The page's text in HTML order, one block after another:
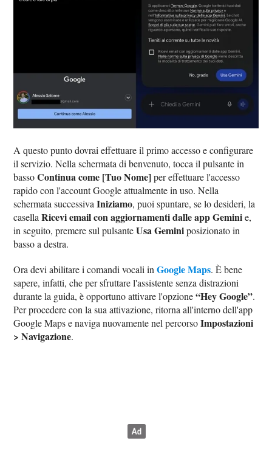
A questo punto dovrai effettuare il primo accesso e configurare
il servizio. Nella schermata di benvenuto, tocca il pulsante in
bassoContinua come [Tuo Nome]per effettuare l'accesso
rapido con l'account Google attualmente in uso. Nella
schermata successivaIniziamo, puoi spuntare, se lo desideri, la
casellaRicevi email con aggiornamenti dalle app Geminie,
in seguito, premere sul pulsanteUsa Geminiposizionato in
basso a destra.
Ora devi abilitare i comandi vocali inGoogle Maps. È bene
sapere, infatti, che per sfruttare l'assistente senza distrazioni
durante la guida, è opportuno attivare l'opzione“Hey Google”.
Per procedere con la sua attivazione, ritorna all'interno dell'app
Google Maps e naviga nuovamente nel percorsoImpostazioni
> Navigazione.